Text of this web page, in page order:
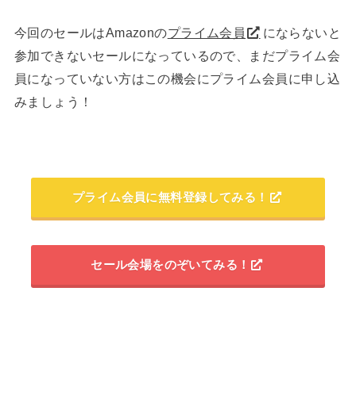
今回のセールはAmazonのプライム会員
にならないと
参加できないセールになっているので、まだプライム会
員になっていない方はこの機会にプライム会員に申し込
みましょう！
プライム会員に無料登録してみる！
セール会場をのぞいてみる！